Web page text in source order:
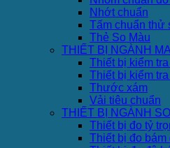
Nhớt chuẩn
Tấm chuẩn thử
Thẻ So Màu
THIẾT BỊ NGÀNH
Thiết bị kiểm
Thiết bị kiểm
Thước xám
Vải tiêu chuẩn
THIẾT BỊ NGÀNH
Thiết bị đo tỷ
Thiết bị đo bám